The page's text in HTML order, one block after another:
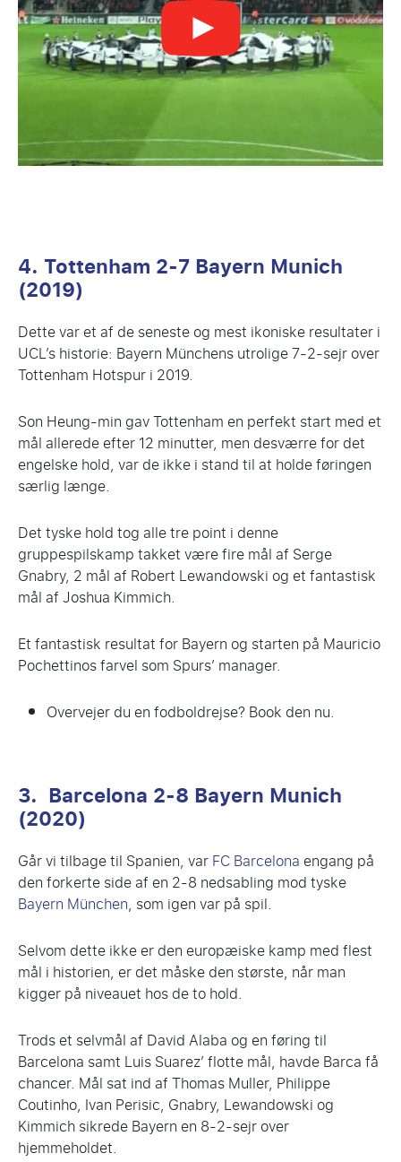
4. Tottenham 2-7 Bayern Munich
(2019)
Dette var et af de seneste og mest ikoniske resultater i
UCL’s historie: Bayern Münchens utrolige 7-2-sejr over
Tottenham Hotspur i 2019.
Son Heung-min gav Tottenham en perfekt start med et
mål allerede efter 12 minutter, men desværre for det
engelske hold, var de ikke i stand til at holde føringen
særlig længe.
Det tyske hold tog alle tre point i denne
gruppespilskamp takket være fire mål af Serge
Gnabry, 2 mål af Robert Lewandowski og et fantastisk
mål af Joshua Kimmich.
Et fantastisk resultat for Bayern og starten på Mauricio
Pochettinos farvel som Spurs’ manager.
Overvejer du en fodboldrejse? Book den nu.
3. Barcelona 2-8 Bayern Munich
(2020)
Går vi tilbage til Spanien, varFC Barcelona engang på
den forkerte side af en 2-8 nedsabling mod tyske
Bayern München, som igen var på spil.
Selvom dette ikke er den europæiske kamp med flest
mål i historien, er det måske den største, når man
kigger på niveauet hos de to hold.
Trods et selvmål af David Alaba og en føring til
Barcelona samt Luis Suarez’ flotte mål, havde Barca få
chancer. Mål sat ind af Thomas Muller, Philippe
Coutinho, Ivan Perisic, Gnabry, Lewandowski og
Kimmich sikrede Bayern en 8-2-sejr over
hjemmeholdet.